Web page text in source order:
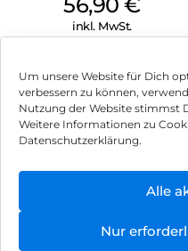
Um unsere Website für Dich
verbessern zu können,
Nutzung der Website stimmst
Weitere Informationen zu
Datenschutzerklärung.
Alle
Nur
inkl. MwSt.
Impressum